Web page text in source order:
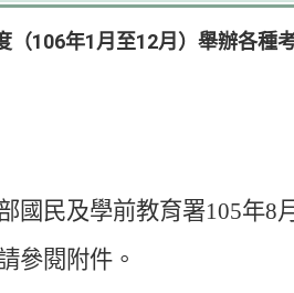
（106年1月至12月）舉辦各種
國民及學前教育署105年8月
參閱附件。